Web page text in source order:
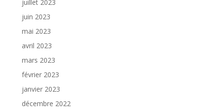
juillet 2023
juin 2023
mai 2023
avril 2023
mars 2023
février 2023
janvier 2023
décembre 2022